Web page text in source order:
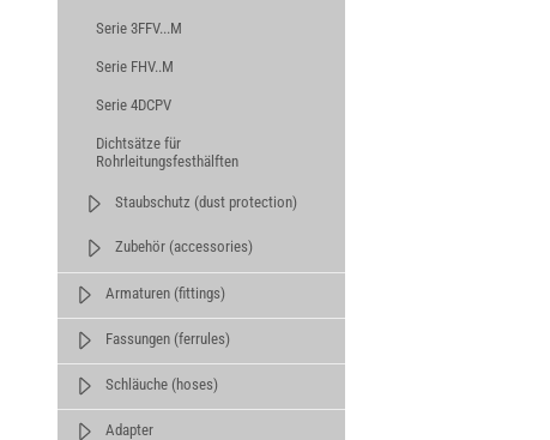
Serie 3FFV...M
Serie FHV..M
Serie 4DCPV
Dichtsätze für
Rohrleitungsfesthälften
Staubschutz (dust protection)
Zubehör (accessories)
Armaturen (fittings)
Fassungen (ferrules)
Schläuche (hoses)
Adapter